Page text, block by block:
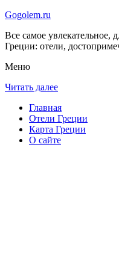
Gogolem.ru
Все самое увлекательное,
Греции: отели,
Меню
Читать далее
Главная
Отели Греции
Карта Греции
О сайте